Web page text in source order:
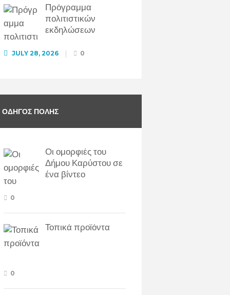
Πρόγραμμα
πολιτιστικών
εκδηλώσεων
JULY 28, 2026 0
ΟΔΗΓΌΣ ΠΌΛΗΣ
Οι ομορφιές του
Δήμου Καρύστου σε
ένα βίντεο
0
Τοπικά προϊόντα
0